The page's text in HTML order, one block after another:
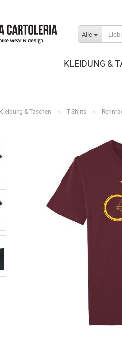
Alle
KLEIDUNG &
Kleidung & Taschen » T-Shirts »